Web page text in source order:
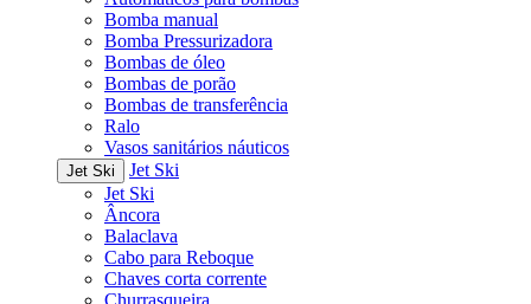
Bomba manual
Bomba Pressurizadora
Bombas de óleo
Bombas de porão
Bombas de transferência
Ralo
Vasos sanitários náuticos
Jet Ski
Jet Ski
Jet Ski
Âncora
Balaclava
Cabo para Reboque
Chaves corta corrente
Churrasqueira